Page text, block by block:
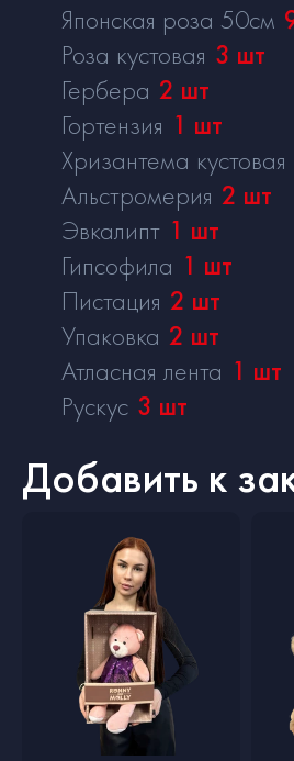
Японская роза 50см
Роза кустовая 3 шт
Гербера 2 шт
Гортензия 1 шт
Хризантема кустовая
Альстромерия 2 шт
Эвкалипт 1 шт
Гипсофила 1 шт
Пистация 2 шт
Упаковка 2 шт
Атласная лента 1 шт
Рускус 3 шт
Добавить к